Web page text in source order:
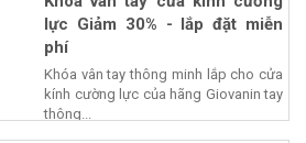
lực Giảm 30% - lắp đặt miễn
phí
Khóa vân tay thông minh lắp cho cửa
kính cường lực của hãng Giovanin tay
thông...